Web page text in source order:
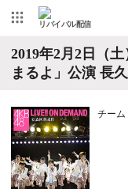
リバイバル配信
2019年2月2日（
まるよ」公演 長
チーム